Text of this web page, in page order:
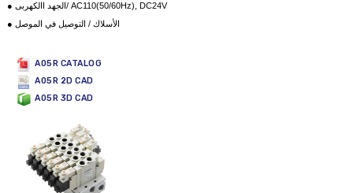
● الجهد االكهربى/ AC110(50/60Hz), DC24V
● الأسلاك / التوصيل في الموصل
A05R CATALOG
A05R 2D CAD
A05R 3D CAD